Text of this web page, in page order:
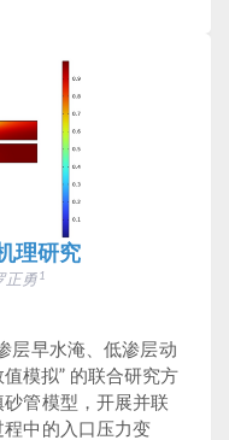
理研究
正勇1
层早水淹、低渗层动
模拟” 的联合研究方
管模型，开展并联
中的入口压力变